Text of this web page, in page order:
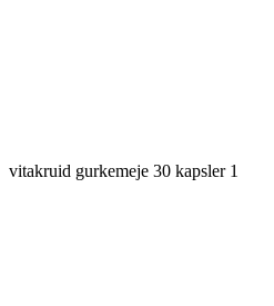
vitakruid gurkemeje 30 kapsler 1